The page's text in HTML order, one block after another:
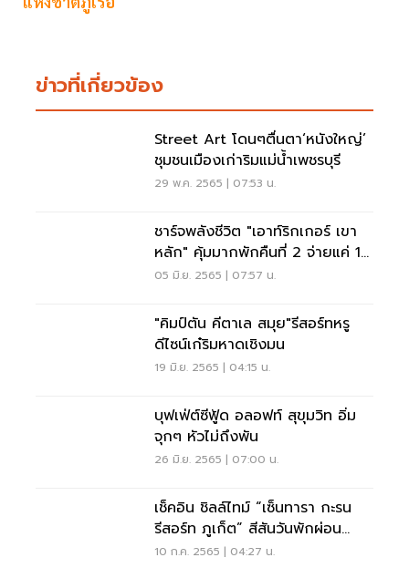
ข่าวที่เกี่ยวข้อง
Street Art โดนๆตื่นตา‘หนังใหญ่’
ชุมชนเมืองเก่าริมแม่นํ้าเพชรบุรี
29 พ.ค. 2565 | 07:53 น.
ชาร์จพลังชีวิต "เอาท์ริกเกอร์ เขา
หลัก" คุ้มมากพักคืนที่ 2 จ่ายแค่ 1
บาท
05 มิ.ย. 2565 | 07:57 น.
"คิมป์ตัน คีตาเล สมุย"รีสอร์ทหรู
ดีไซน์เก๋ริมหาดเชิงมน
19 มิ.ย. 2565 | 04:15 น.
บุฟเฟ่ต์ซีฟู้ด อลอฟท์ สุขุมวิท อิ่ม
จุกๆ หัวไม่ถึงพัน
26 มิ.ย. 2565 | 07:00 น.
เช็คอิน ชิลล์ไทม์ “เซ็นทารา กะรน
รีสอร์ท ภูเก็ต” สีสันวันพักผ่อน
ภูเก็ต
10 ก.ค. 2565 | 04:27 น.